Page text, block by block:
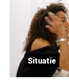
Situatie